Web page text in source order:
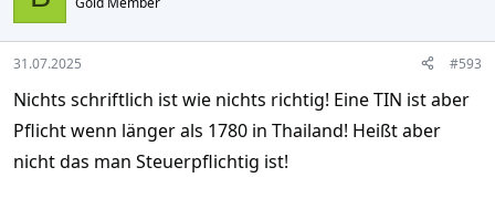
31.07.2025 #593
Nichts schriftlich ist wie nichts richtig! Eine TIN ist aber
Pflicht wenn länger als 1780 in Thailand! Heißt aber
nicht das man Steuerpflichtig ist!